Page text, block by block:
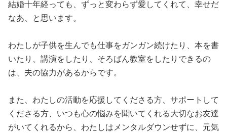
結婚十年経っても、ずっと変わらず愛してくれて、幸せだ
なあ、と思います。
わたしが子供を生んでも仕事をガンガン続けたり、本を書
いたり、講演をしたり、そろばん教室をしたりできるの
は、夫の協力があるからです。
また、わたしの活動を応援してくださる方、サポートして
くださる方、いつも心の悩みを聞いてくれる大切なお友達
がいてくれるから、わたしはメンタルダウンせずに、元気